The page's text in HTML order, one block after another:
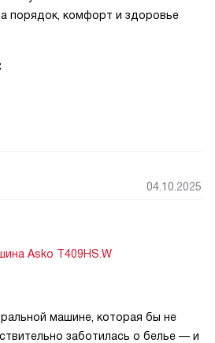
порядок, комфорт и здоровье
04.10.2025
Asko T409HS.W
машине, которая бы не
заботилась о белье — и